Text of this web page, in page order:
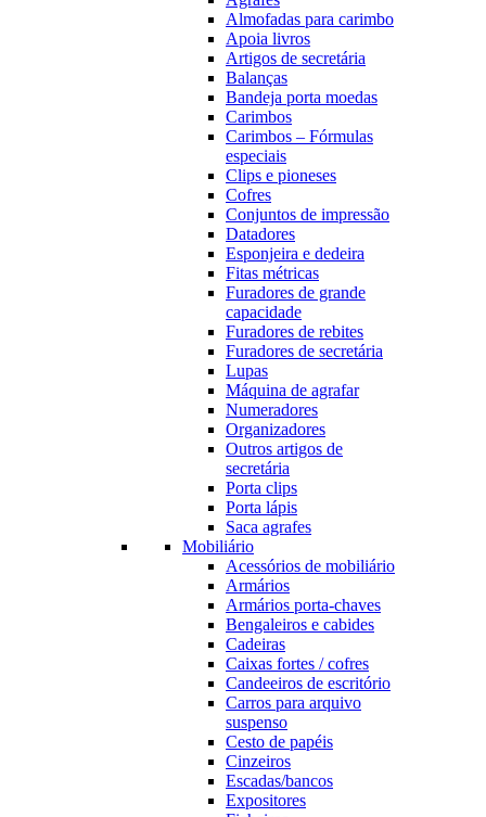
Almofadas para carimbo
Apoia livros
Artigos de secretária
Balanças
Bandeja porta moedas
Carimbos
Carimbos – Fórmulas
especiais
Clips e pioneses
Cofres
Conjuntos de impressão
Datadores
Esponjeira e dedeira
Fitas métricas
Furadores de grande
capacidade
Furadores de rebites
Furadores de secretária
Lupas
Máquina de agrafar
Numeradores
Organizadores
Outros artigos de
secretária
Porta clips
Porta lápis
Saca agrafes
Mobiliário
Acessórios de mobiliário
Armários
Armários porta-chaves
Bengaleiros e cabides
Cadeiras
Caixas fortes / cofres
Candeeiros de escritório
Carros para arquivo
suspenso
Cesto de papéis
Cinzeiros
Escadas/bancos
Expositores